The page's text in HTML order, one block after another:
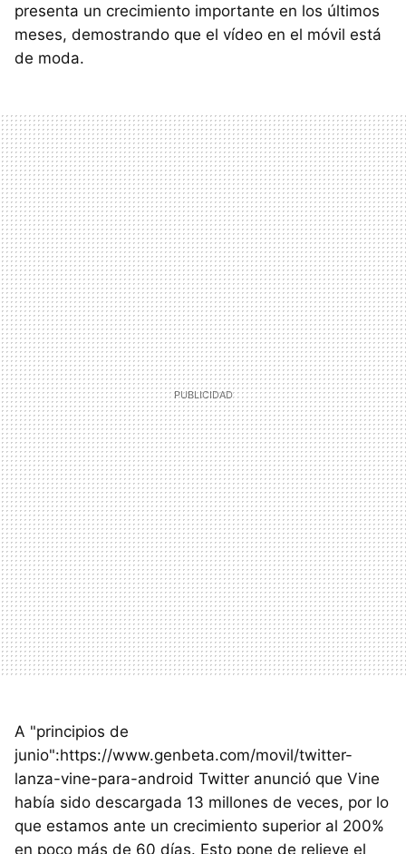
presenta un crecimiento importante en los últimos
meses, demostrando que el vídeo en el móvil está
de moda.
A "principios de
junio":https://www.genbeta.com/movil/twitter-
lanza-vine-para-android Twitter anunció que Vine
había sido descargada 13 millones de veces, por lo
que estamos ante un crecimiento superior al 200%
en poco más de 60 días. Esto pone de relieve el